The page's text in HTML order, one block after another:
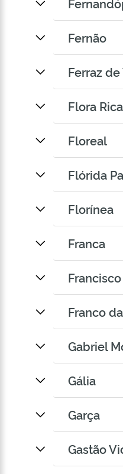
Fernão
Ferraz
Flora Rica
Floreal
Flórida
Florínea
Franca
Franco
Gabriel
Gália
Garça
Gastão